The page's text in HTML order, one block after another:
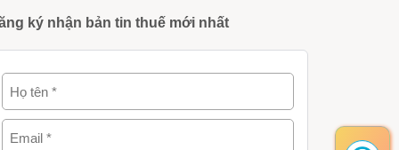
ký nhận bản tin thuế mới nhất